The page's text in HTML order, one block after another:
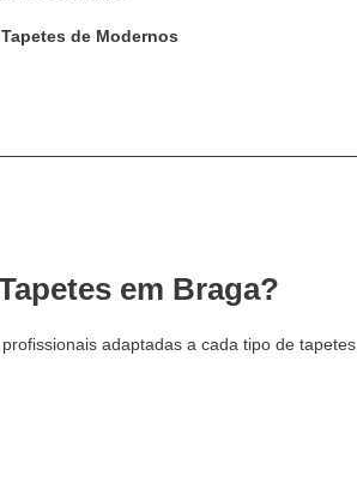
de Modernos
em Braga?
adaptadas a cada tipo de tapetes.